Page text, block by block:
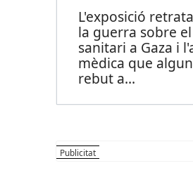
L'exposició
la guerra sobre
sanitari a Gaza i
mèdica que
rebut a...